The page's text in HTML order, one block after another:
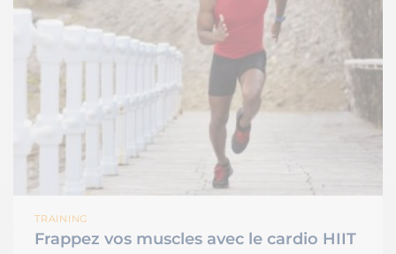
TRAINING
Frappez vos muscles avec le cardio HIIT